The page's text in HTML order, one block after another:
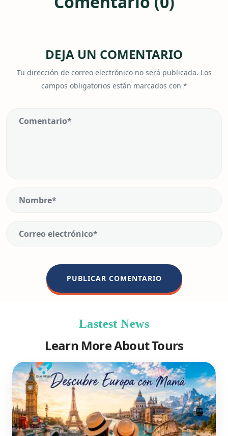
DEJA UN COMENTARIO
Tu dirección de correo electrónico no será publicada. Los
campos obligatorios están marcados con *
Lastest News
Learn More About Tours